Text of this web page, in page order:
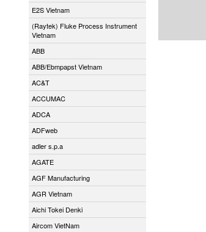
E2S Vietnam
(Raytek) Fluke Process Instrument
Vietnam
ABB
ABB/Ebmpapst Vietnam
AC&T
ACCUMAC
ADCA
ADFweb
adler s.p.a
AGATE
AGF Manufacturing
AGR Vietnam
Aichi Tokei Denki
Aircom VietNam